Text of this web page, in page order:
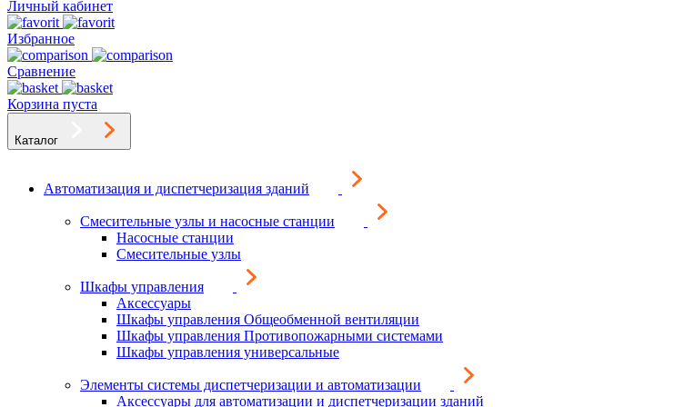
Личный кабинет
Избранное
Сравнение
Корзина пуста
Каталог
Автоматизация и диспетчеризация зданий
Смесительные узлы и насосные станции
Насосные станции
Смесительные узлы
Шкафы управления
Аксессуары
Шкафы управления Общеобменной вентиляции
Шкафы управления Противопожарными системами
Шкафы управления универсальные
Элементы системы диспетчеризации и автоматизации
Аксессуары для автоматизации и диспетчеризации зданий